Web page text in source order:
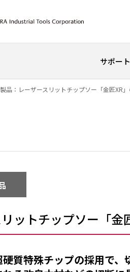
サポート
品：レーザースリットチップソー「金匠XR
ットチップソー「金
質特殊チップの採用で、